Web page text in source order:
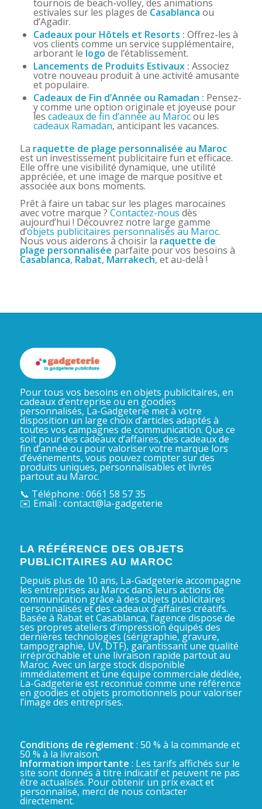
tournois de beach-volley, des animations
estivales sur les plages de Casablanca ou
d’Agadir.
Cadeaux pour Hôtels et Resorts : Offrez-les à
vos clients comme un service supplémentaire,
arborant le logo de l’établissement.
Lancements de Produits Estivaux : Associez
votre nouveau produit à une activité amusante
et populaire.
Cadeaux de Fin d’Année ou Ramadan : Pensez-
y comme une option originale et joyeuse pour
les cadeaux de fin d’année au Marocou les
cadeaux Ramadan, anticipant les vacances.
La raquette de plage personnalisée au Maroc
est un investissement publicitaire fun et efficace.
Elle offre une visibilité dynamique, une utilité
appréciée, et une image de marque positive et
associée aux bons moments.
Prêt à faire un tabac sur les plages marocaines
avec votre marque ? Contactez-nous dès
aujourd’hui ! Découvrez notre large gamme
d’objets publicitaires personnalisés au Maroc.
Nous vous aiderons à choisir la raquette de
plage personnalisée parfaite pour vos besoins à
Casablanca, Rabat, Marrakech, et au-delà !
Pour tous vos besoins en objets publicitaires, en
cadeaux d’entreprise ou en goodies
personnalisés, La-Gadgeterie met à votre
disposition un large choix d’articles adaptés à
toutes vos campagnes de communication. Que ce
soit pour des cadeaux d’affaires, des cadeaux de
fin d’année ou pour valoriser votre marque lors
d’événements, vous pouvez compter sur des
produits uniques, personnalisables et livrés
partout au Maroc.
📞 Téléphone : 0661 58 57 35
✉️ Email : contact@la-gadgeterie
LA RÉFÉRENCE DES OBJETS
PUBLICITAIRES AU MAROC
Depuis plus de 10 ans, La-Gadgeterie accompagne
les entreprises au Maroc dans leurs actions de
communication grâce à des objets publicitaires
personnalisés et des cadeaux d’affaires créatifs.
Basée à Rabat et Casablanca, l’agence dispose de
ses propres ateliers d’impression équipés des
dernières technologies (sérigraphie, gravure,
tampographie, UV, DTF), garantissant une qualité
irréprochable et une livraison rapide partout au
Maroc. Avec un large stock disponible
immédiatement et une équipe commerciale dédiée,
La-Gadgeterie est reconnue comme une référence
en goodies et objets promotionnels pour valoriser
l’image des entreprises.
Conditions de règlement : 50 % à la commande et
50 % à la livraison.
Information importante : Les tarifs affichés sur le
site sont donnés à titre indicatif et peuvent ne pas
être actualisés. Pour obtenir un prix exact et
personnalisé, merci de nous contacter
directement.